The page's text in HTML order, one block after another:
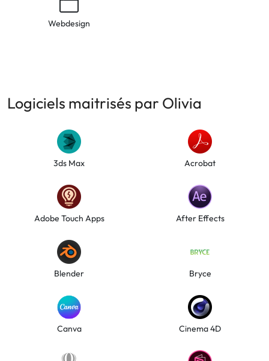
Webdesign
Logiciels maitrisés par Olivia
3ds Max Acrobat
Adobe Touch Apps After Effects
Blender Bryce
Canva Cinema 4D